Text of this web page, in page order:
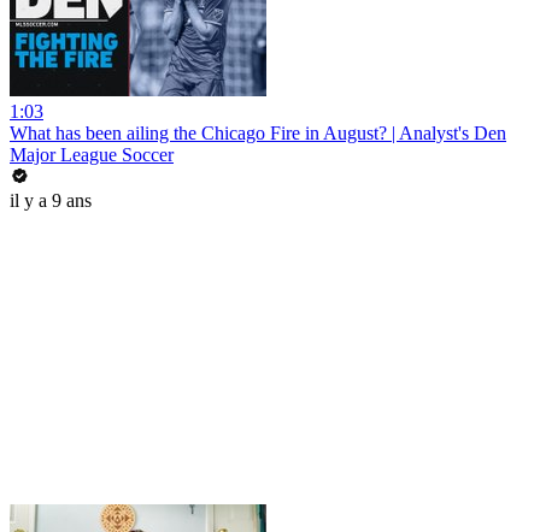
1:03
What has been ailing the Chicago Fire in August? | Analyst's Den
Major League Soccer
il y a 9 ans